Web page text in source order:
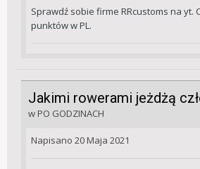
Sprawdź sobie firme RRcustoms na yt.
punktów w PL.
w PO GODZINACH
Napisano 20 Maja 2021